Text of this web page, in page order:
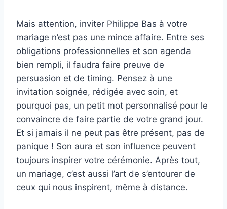
Mais attention, inviter Philippe Bas à votre
mariage n’est pas une mince affaire. Entre ses
obligations professionnelles et son agenda
bien rempli, il faudra faire preuve de
persuasion et de timing. Pensez à une
invitation soignée, rédigée avec soin, et
pourquoi pas, un petit mot personnalisé pour le
convaincre de faire partie de votre grand jour.
Et si jamais il ne peut pas être présent, pas de
panique ! Son aura et son influence peuvent
toujours inspirer votre cérémonie. Après tout,
un mariage, c’est aussi l’art de s’entourer de
ceux qui nous inspirent, même à distance.